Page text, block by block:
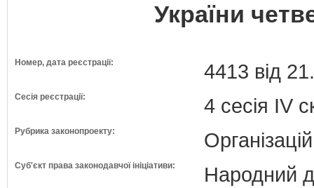
України
Номер, дата реєстрації: 4413 від
Сесія реєстрації: 4 сесія IV
Рубрика законопроекту:
Суб'єкт права законодавчої ініціативи: Народний